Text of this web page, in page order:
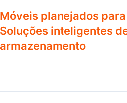
Móveis planejados
Soluções inteligentes
armazenamento